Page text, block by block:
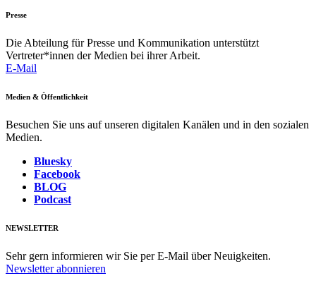
Presse
Die Abteilung für Presse und Kommunikation unterstützt
Vertreter*innen der Medien bei ihrer Arbeit.
E-Mail
Medien & Öffentlichkeit
Besuchen Sie uns auf unseren digitalen Kanälen und in den sozialen
Medien.
Bluesky
Facebook
BLOG
Podcast
NEWSLETTER
Sehr gern informieren wir Sie per E-Mail über Neuigkeiten.
Newsletter abonnieren